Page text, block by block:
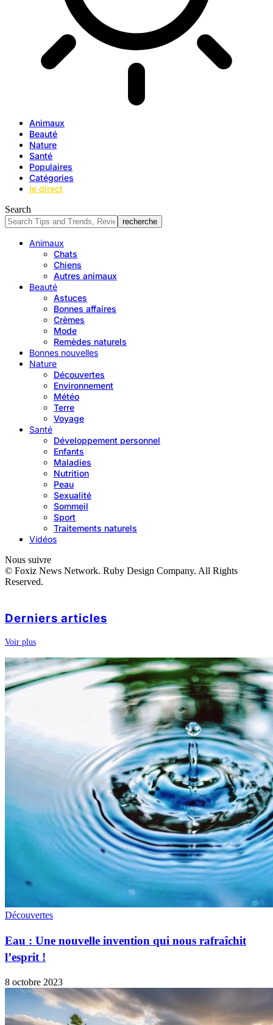
Animaux
Beauté
Nature
Santé
Populaires
Catégories
le direct
Search
Animaux
Chats
Chiens
Autres animaux
Beauté
Astuces
Bonnes affaires
Crèmes
Mode
Remèdes naturels
Bonnes nouvelles
Nature
Découvertes
Environnement
Météo
Terre
Voyage
Santé
Développement personnel
Enfants
Maladies
Nutrition
Peau
Sexualité
Sommeil
Sport
Traitements naturels
Vidéos
Nous suivre
© Foxiz News Network. Ruby Design Company. All Rights
Reserved.
Derniers articles
Voir plus
Découvertes
Eau : Une nouvelle invention qui nous rafraîchit
l’esprit !
8 octobre 2023